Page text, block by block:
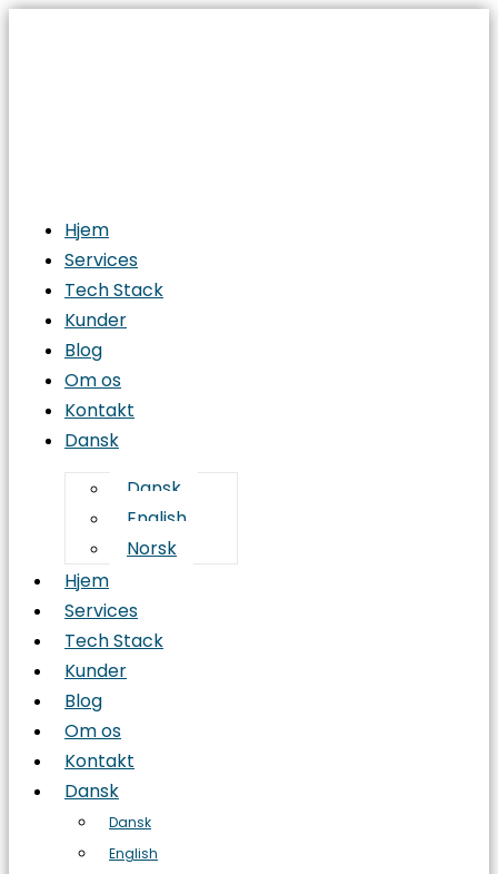
Hjem
Services
Tech Stack
Kunder
Blog
Om os
Kontakt
Dansk
Dansk
English
Norsk
Hjem
Services
Tech Stack
Kunder
Blog
Om os
Kontakt
Dansk
Dansk
English